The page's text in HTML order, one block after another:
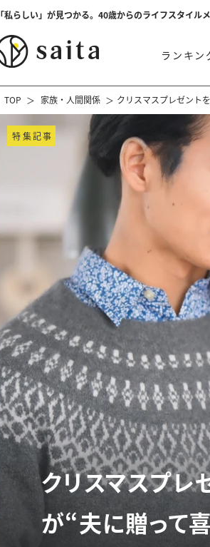
「私らしい」が見つかる。40歳からのライフスタイル
ランキン
TOP 家族・人間関係 クリスマスプレゼント
特集記事
クリスマスプレ
が“夫に贈って